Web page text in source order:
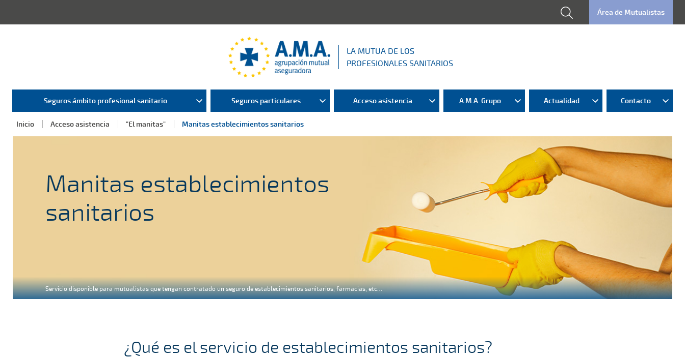
Área de Mutualistas
LA MUTUA DE LOS
PROFESIONALES SANITARIOS
Seguros ámbito profesional sanitario Seguros particulares Acceso asistencia A.M.A. Grupo Actualidad Contacto
Inicio Acceso asistencia "El manitas" Manitas establecimientos sanitarios
Manitas establecimientos
sanitarios
Servicio disponible para mutualistas que tengan contratado un seguro de establecimientos sanitarios, farmacias, etc…
¿Qué es el servicio de establecimientos sanitarios?